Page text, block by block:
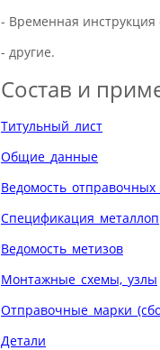
- Временная
- другие.
Состав и
Титульный_лист
Общие_данные
Ведомость_отправочных
Ведомость_метизов
Монтажные_схемы,_узлы
Детали